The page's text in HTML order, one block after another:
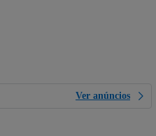
Ver anúncios